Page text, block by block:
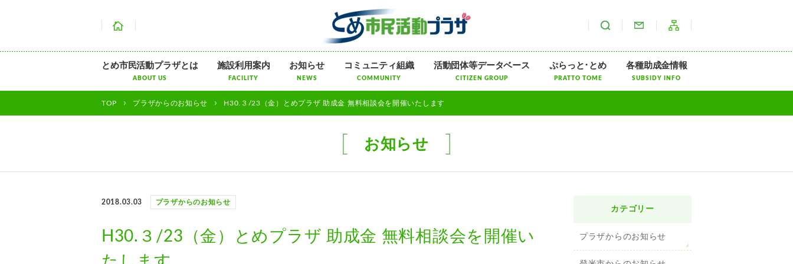
お問い合わせ
サイト内検索
ニ
ー
ば
す
とめ市民活動プラザとは
ABOUT US
施設利用案内
FACILITY
お知らせ
NEWS
コミュニティ組織
COMMUNITY
活動団体等データベース
CITIZEN GROUP
ぷらっと･とめ
PRATTO TOME
各種助成金情報
SUBSIDY INFO
TOP プラザからのお知らせ H30.３/23（金）とめプラザ 助成金 無料相談会を開催いたします
お知らせ
2018.03.03 プラザからのお知らせ
H30.３/23（金）とめプラザ 助成金 無料相談会を開催い
カテゴリー
プラザからのお知らせ